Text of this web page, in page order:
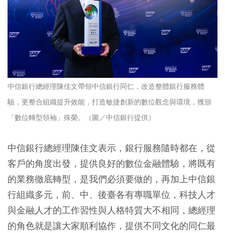
中信銀行總經理陳佳文帶領中信銀行同仁，改造整體銀行服務體
驗，更整合組織提升效能，打造敏捷創新的數位觀念與環境，獲頒
「數位轉型領袖」殊榮。（圖／中信銀行提供）
中信銀行總經理陳佳文表示，銀行服務隨時都在，從
客戶的角度出發，提供良好的數位金融體驗，將既有
的業務徹底轉型，是我們必須要做的，再加上中信銀
行組織多元，前、中、後臺各有專職單位，科技人才
與金融人才的工作習性與人格特質大不相同，總經理
的角色就是讓大家順利協作，提供不同文化的同仁最